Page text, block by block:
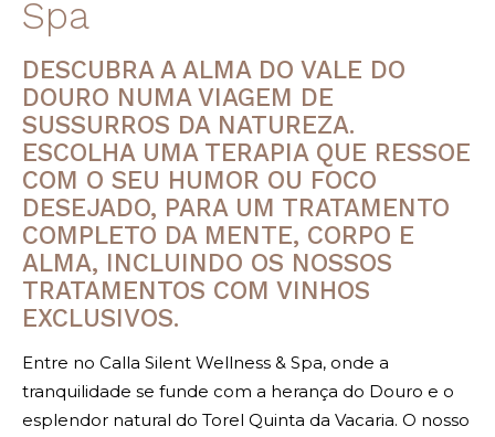
Spa
DESCUBRA A ALMA DO VALE DO
DOURO NUMA VIAGEM DE
SUSSURROS DA NATUREZA.
ESCOLHA UMA TERAPIA QUE RESSOE
COM O SEU HUMOR OU FOCO
DESEJADO, PARA UM TRATAMENTO
COMPLETO DA MENTE, CORPO E
ALMA, INCLUINDO OS NOSSOS
TRATAMENTOS COM VINHOS
EXCLUSIVOS.
Entre no Calla Silent Wellness & Spa, onde a
tranquilidade se funde com a herança do Douro e o
esplendor natural do Torel Quinta da Vacaria. O nosso